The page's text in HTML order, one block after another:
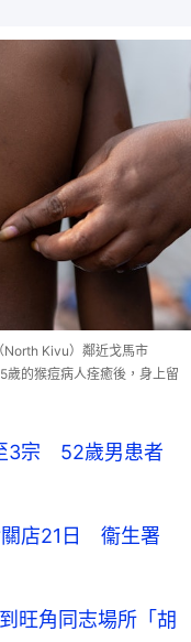
North Kivu）鄰近戈馬市
歲的猴痘病人痊癒後，身上留
3宗 52歲男患者
關店21日 衞生署
旺角同志場所「胡